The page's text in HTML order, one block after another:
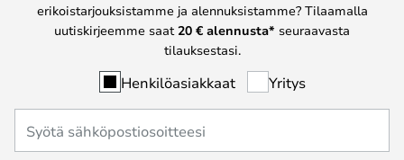
erikoistarjouksistamme ja alennuksistamme? Tilaamalla
uutiskirjeemme saat 20 € alennusta* seuraavasta
tilauksestasi.
Henkilöasiakkaat Yritys